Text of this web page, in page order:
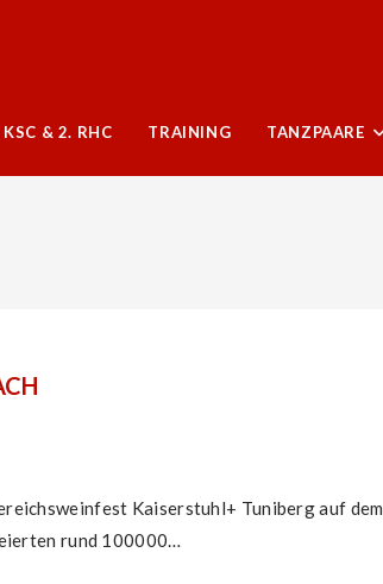
KSC & 2. RHC TRAINING TANZPAARE
Kaiserstuhl+ Tuniberg auf dem
rund 100000…